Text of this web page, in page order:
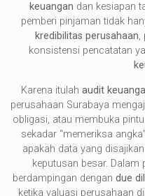
keuangan dan kesiapan
pemberi pinjaman tidak
kredibilitas perusahaan,
konsistensi pencatatan
Karena itulah audit
perusahaan Surabaya
obligasi, atau membuka
sekadar “memeriksa
apakah data yang
keputusan besar. Dalam
berdampingan dengan due
ketika valuasi perusahaan